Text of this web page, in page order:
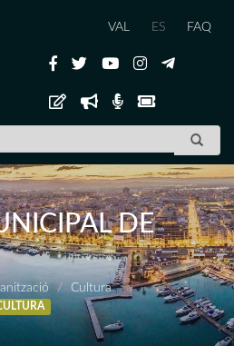
VAL ES FAQ
DE
Cultura